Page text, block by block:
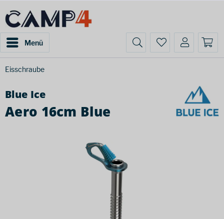
Menü
Eisschraube
Blue Ice
Aero 16cm Blue